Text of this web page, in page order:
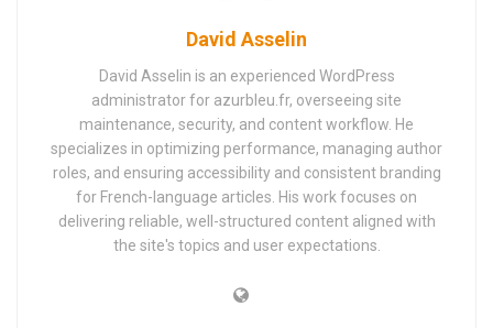
David Asselin
David Asselin is an experienced WordPress
administrator for azurbleu.fr, overseeing site
maintenance, security, and content workflow. He
specializes in optimizing performance, managing author
roles, and ensuring accessibility and consistent branding
for French-language articles. His work focuses on
delivering reliable, well-structured content aligned with
the site's topics and user expectations.